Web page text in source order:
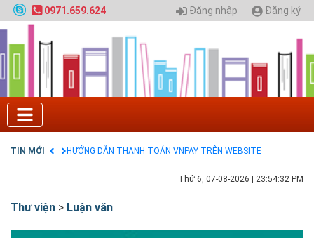
0971.659.624 Đăng nhập Đăng ký
TIN MỚI
Nội
GIAO LƯU TRỰC TUYẾN - TƯ VẤN TUYỂN SINH ĐẠI
SỐ 02
Nạp EP vào tài khoản bằng thẻ cào điện thoại
Tuyển sinh 2025, Khoa kỹ thuật hạ tầng và môi
trường đô thị - Đại học Kiến trúc Hà Nội
Tuyển sinh 2024, Khoa kỹ thuật hạ tầng và môi
Thứ 6, 07-08-2026
23:54:33 PM
Thư viện > Luận văn